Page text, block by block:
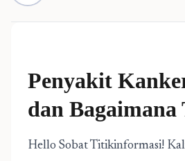
Penyakit
dan Bagaimana
Hello Sobat Titikinformasi!